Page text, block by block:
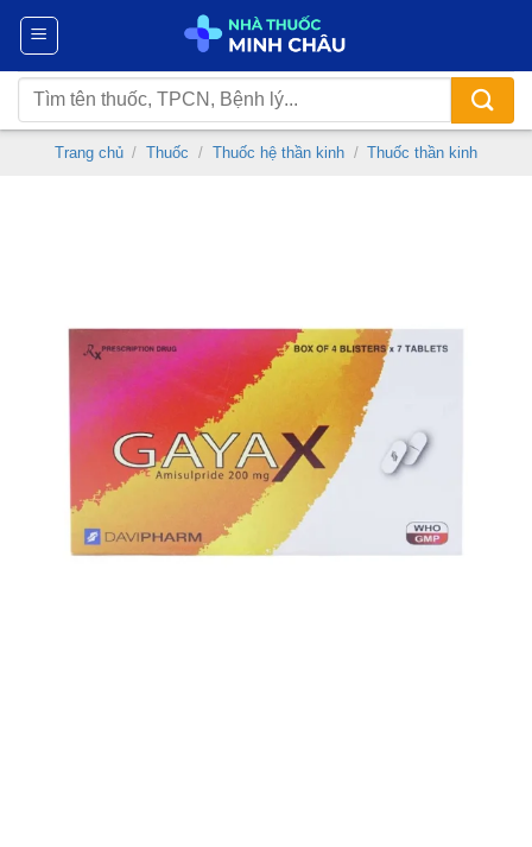
Chuyển
nội
dung
Tìm
kiếm:
Trang chủ / Thuốc / Thuốc hệ thần kinh / Thuốc thần kinh